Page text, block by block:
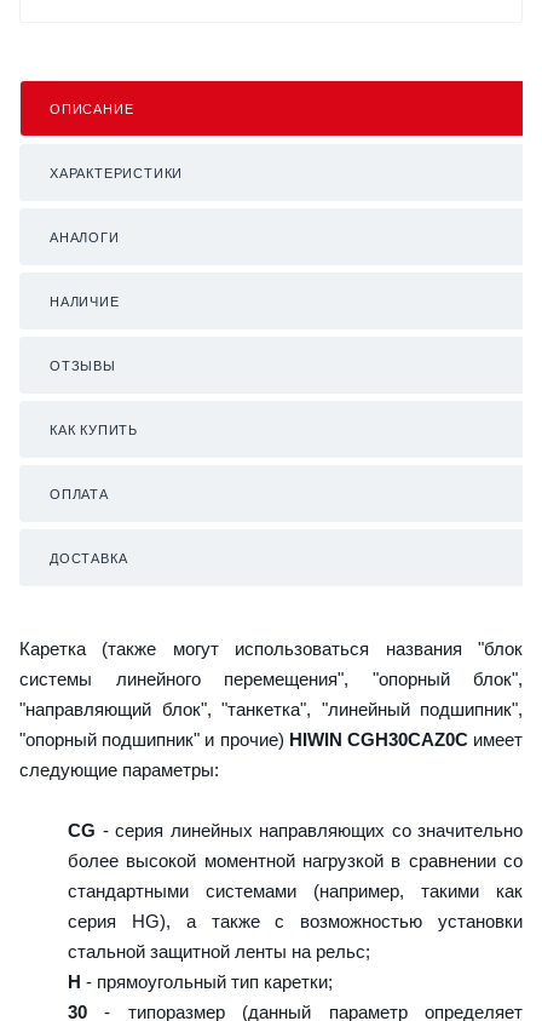
ОПИСАНИЕ
ХАРАКТЕРИСТИКИ
АНАЛОГИ
НАЛИЧИЕ
ОТЗЫВЫ
КАК КУПИТЬ
ОПЛАТА
ДОСТАВКА
Каретка (также могут использоваться названия "блок
системы линейного перемещения", "опорный блок",
"направляющий блок", "танкетка", "линейный подшипник",
"опорный подшипник" и прочие) HIWIN CGH30CAZ0Cимеет
следующие параметры:
CG - серия линейных направляющих со значительно
более высокой моментной нагрузкой в сравнении со
стандартными системами (например, такими как
серия HG), а также с возможностью установки
стальной защитной ленты на рельс;
H - прямоугольный тип каретки;
30 - типоразмер (данный параметр определяет